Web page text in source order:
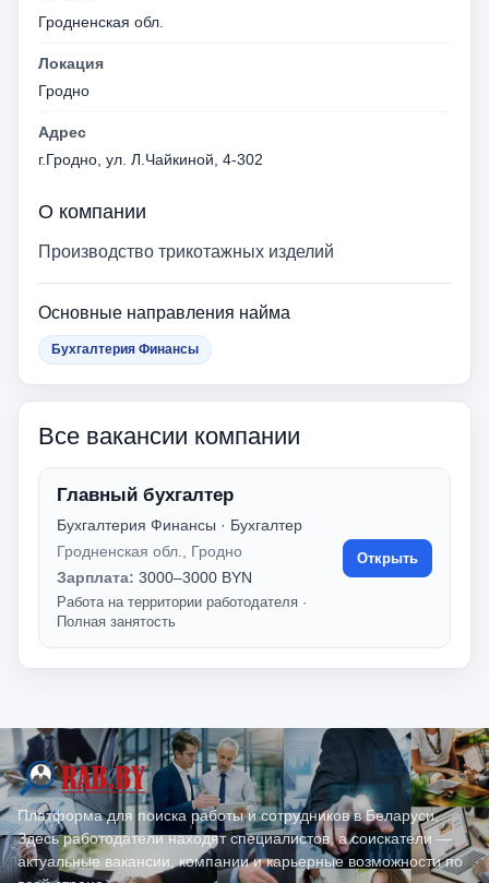
Гродненская обл.
Локация
Гродно
Адрес
г.Гродно, ул. Л.Чайкиной, 4-302
О компании
Производство трикотажных изделий
Основные направления найма
Бухгалтерия Финансы
Все вакансии компании
Главный бухгалтер
Бухгалтерия Финансы · Бухгалтер
Гродненская обл., Гродно
Зарплата: 3000–3000 BYN
Работа на территории работодателя ·
Полная занятость
Открыть
Платформа для поиска работы и сотрудников в Беларуси.
Здесь работодатели находят специалистов, а соискатели —
актуальные вакансии, компании и карьерные возможности по